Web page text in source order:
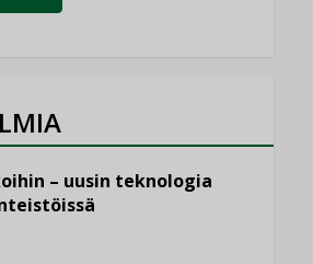
– uusin teknologia